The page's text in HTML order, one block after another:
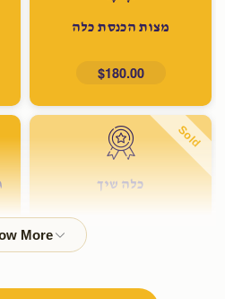
מצות הכנסת כלה
$180.00
Sold
כלה שיך